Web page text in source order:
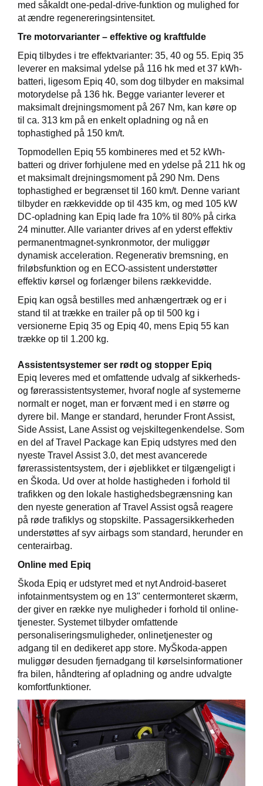
med såkaldt one-pedal-drive-funktion og mulighed for
at ændre regenereringsintensitet.
Tre motorvarianter – effektive og kraftfulde
Epiq tilbydes i tre effektvarianter: 35, 40 og 55. Epiq 35
leverer en maksimal ydelse på 116 hk med et 37 kWh-
batteri, ligesom Epiq 40, som dog tilbyder en maksimal
motorydelse på 136 hk. Begge varianter leverer et
maksimalt drejningsmoment på 267 Nm, kan køre op
til ca. 313 km på en enkelt opladning og nå en
tophastighed på 150 km/t.
Topmodellen Epiq 55 kombineres med et 52 kWh-
batteri og driver forhjulene med en ydelse på 211 hk og
et maksimalt drejningsmoment på 290 Nm. Dens
tophastighed er begrænset til 160 km/t. Denne variant
tilbyder en rækkevidde op til 435 km, og med 105 kW
DC-opladning kan Epiq lade fra 10% til 80% på cirka
24 minutter. Alle varianter drives af en yderst effektiv
permanentmagnet-synkronmotor, der muliggør
dynamisk acceleration. Regenerativ bremsning, en
friløbsfunktion og en ECO-assistent understøtter
effektiv kørsel og forlænger bilens rækkevidde.
Epiq kan også bestilles med anhængertræk og er i
stand til at trække en trailer på op til 500 kg i
versionerne Epiq 35 og Epiq 40, mens Epiq 55 kan
trække op til 1.200 kg.
Assistentsystemer ser rødt og stopper Epiq
Epiq leveres med et omfattende udvalg af sikkerheds-
og førerassistentsystemer, hvoraf nogle af systemerne
normalt er noget, man er forvænt med i en større og
dyrere bil. Mange er standard, herunder Front Assist,
Side Assist, Lane Assist og vejskiltegenkendelse. Som
en del af Travel Package kan Epiq udstyres med den
nyeste Travel Assist 3.0, det mest avancerede
førerassistentsystem, der i øjeblikket er tilgængeligt i
en Škoda. Ud over at holde hastigheden i forhold til
trafikken og den lokale hastighedsbegrænsning kan
den nyeste generation af Travel Assist også reagere
på røde trafiklys og stopskilte. Passagersikkerheden
understøttes af syv airbags som standard, herunder en
centerairbag.
Online med Epiq
Škoda Epiq er udstyret med et nyt Android-baseret
infotainmentsystem og en 13" centermonteret skærm,
der giver en række nye muligheder i forhold til online-
tjenester. Systemet tilbyder omfattende
personaliseringsmuligheder, onlinetjenester og
adgang til en dedikeret app store. MyŠkoda-appen
muliggør desuden fjernadgang til kørselsinformationer
fra bilen, håndtering af opladning og andre udvalgte
komfortfunktioner.